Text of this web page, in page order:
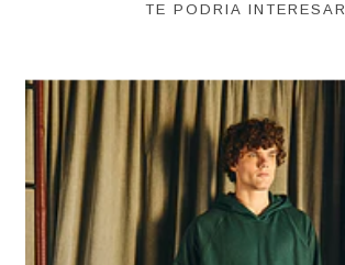
TE PODRIA INTERESAR